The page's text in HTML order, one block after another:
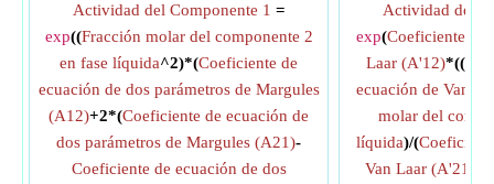
Actividad del Componente 1 =
exp((Fracción molar del componente 2
en fase líquida^2)*(Coeficiente de
ecuación de dos parámetros de Margules
(A12)+2*(Coeficiente de ecuación de
dos parámetros de Margules (A21)-
Coeficiente de ecuación de dos
Actividad del
exp(Coeficiente de
Laar (A'12)*((1+((
ecuación de Van
molar del
líquida)/(
Van Laar (A'21)